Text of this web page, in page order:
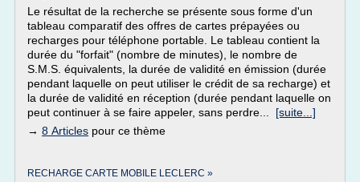
Le résultat de la recherche se présente sous forme d'un
tableau comparatif des offres de cartes prépayées ou
recharges pour téléphone portable. Le tableau contient la
durée du "forfait" (nombre de minutes), le nombre de
S.M.S. équivalents, la durée de validité en émission (durée
pendant laquelle on peut utiliser le crédit de sa recharge) et
la durée de validité en réception (durée pendant laquelle on
peut continuer à se faire appeler, sans perdre... [suite...]
→ 8 Articles pour ce thème
RECHARGE CARTE MOBILE LECLERC »